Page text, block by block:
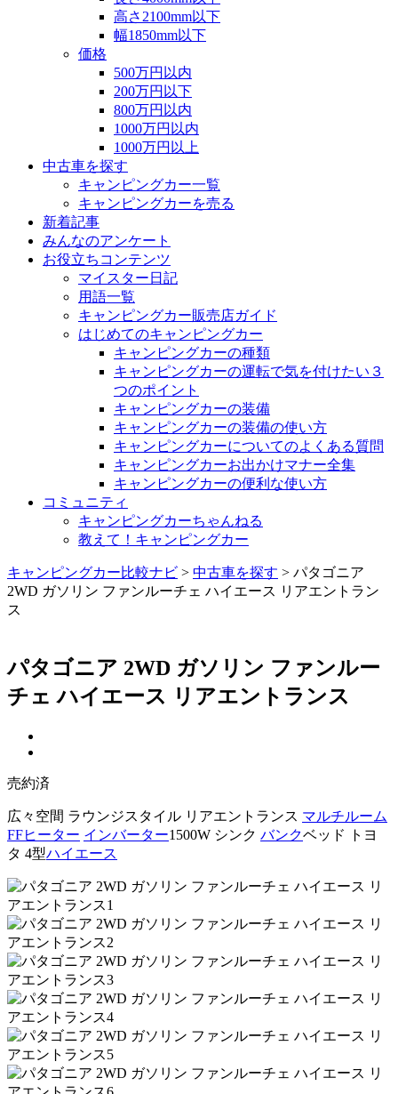
高さ2100mm以下
幅1850mm以下
価格
500万円以内
200万円以下
800万円以内
1000万円以内
1000万円以上
中古車を探す
キャンピングカー一覧
キャンピングカーを売る
新着記事
みんなのアンケート
お役立ちコンテンツ
マイスター日記
用語一覧
キャンピングカー販売店ガイド
はじめてのキャンピングカー
キャンピングカーの種類
キャンピングカーの運転で気を付けたい３
つのポイント
キャンピングカーの装備
キャンピングカーの装備の使い方
キャンピングカーについてのよくある質問
キャンピングカーお出かけマナー全集
キャンピングカーの便利な使い方
コミュニティ
キャンピングカーちゃんねる
教えて！キャンピングカー
キャンピングカー比較ナビ > 中古車を探す > パタゴニア
2WD ガソリン ファンルーチェ ハイエース リアエントラン
ス
パタゴニア 2WD ガソリン ファンルー
チェ ハイエース リアエントランス
売約済
広々空間 ラウンジスタイル リアエントランス マルチルーム
FFヒーター インバーター1500W シンク バンクベッド トヨ
タ 4型ハイエース